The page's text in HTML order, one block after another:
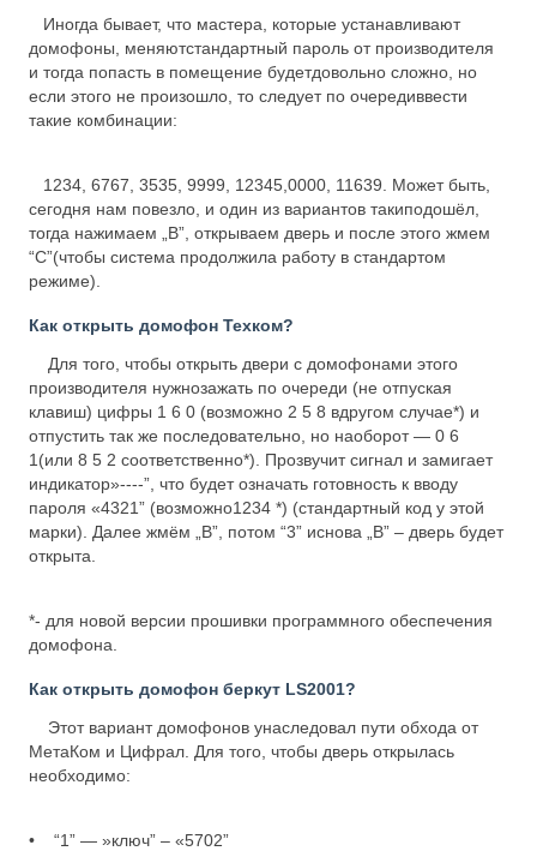
Иногда бывает, что мастера, которые устанавливают
домофоны, меняютстандартный пароль от производителя
и тогда попасть в помещение будетдовольно сложно, но
если этого не произошло, то следует по очередиввести
такие комбинации:
1234, 6767, 3535, 9999, 12345,0000, 11639. Может быть,
сегодня нам повезло, и один из вариантов такиподошёл,
тогда нажимаем „В”, открываем дверь и после этого жмем
“С”(чтобы система продолжила работу в стандартом
режиме).
Как открыть домофон Техком?
Для того, чтобы открыть двери с домофонами этого
производителя нужнозажать по очереди (не отпуская
клавиш) цифры 1 6 0 (возможно 2 5 8 вдругом случае*) и
отпустить так же последовательно, но наоборот — 0 6
1(или 8 5 2 соответственно*). Прозвучит сигнал и замигает
индикатор»----”, что будет означать готовность к вводу
пароля «4321” (возможно1234 *) (стандартный код у этой
марки). Далее жмём „В”, потом “3” иснова „В” – дверь будет
открыта.
*- для новой версии прошивки программного обеспечения
домофона.
Как открыть домофон беркут LS2001?
Этот вариант домофонов унаследовал пути обхода от
МетаКом и Цифрал. Для того, чтобы дверь открылась
необходимо:
• “1” — »ключ” – «5702”